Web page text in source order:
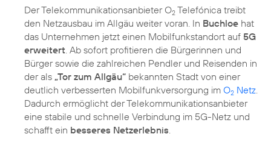
Der Telekommunikationsanbieter O2 Telefónica treibt
den Netzausbau im Allgäu weiter voran. In Buchloe hat
das Unternehmen jetzt einen Mobilfunkstandort auf 5G
erweitert . Ab sofort profitieren die Bürgerinnen und
Bürger sowie die zahlreichen Pendler und Reisenden in
der als „Tor zum Allgäu“ bekannten Stadt von einer
deutlich verbesserten Mobilfunkversorgung im O2 Netz
Dadurch ermöglicht der Telekommunikations­anbieter
eine stabile und schnelle Verbindung im 5G-Netz und
schafft ein besseres Netzerlebnis